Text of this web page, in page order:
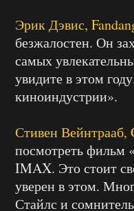
Эрик Дэвис,
безжалостен. Он
самых
увидите в этом
киноиндустрии».
Стивен Вейнтрааб,
посмотреть фильм
IMAX. Это стоит
уверен в этом.
Стайлс и